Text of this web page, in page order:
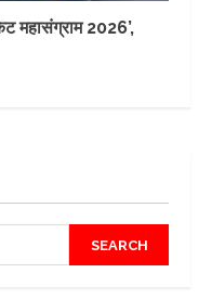
महासंग्राम 2026’,
SEARCH